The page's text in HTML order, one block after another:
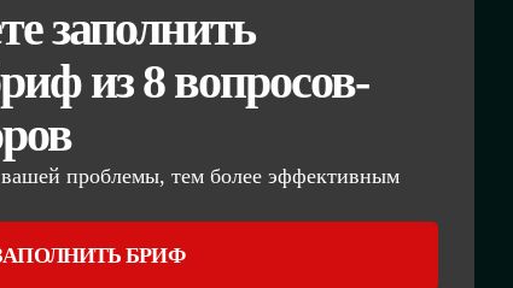
заполнить
из 8 вопросов-
проблемы, тем более эффективным
БРИФ